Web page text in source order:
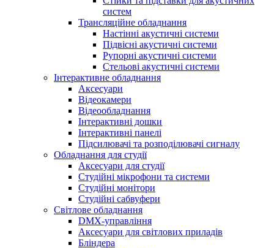
систем
Трансляційне обладнання
Настінні акустичні системи
Підвісні акустичні системи
Рупорні акустичні системи
Стельові акустичні системи
Інтерактивне обладнання
Аксесуари
Відеокамери
Відеообладнання
Інтерактивні дошки
Інтерактивні панелі
Підсилювачі та розподілювачі сигналу
Обладнання для студії
Аксесуари для студії
Студійні мікрофони та системи
Студійні монітори
Студійні сабвуфери
Світлове обладнання
DMX-управління
Аксесуари для світлових приладів
Бліндера